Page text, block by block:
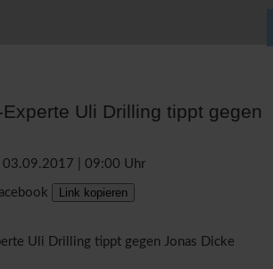
Uli Drilling tippt gegen
03.09.2017 | 09:00 Uhr
Link kopieren